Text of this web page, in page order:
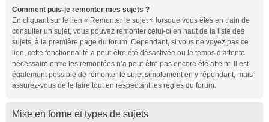
Comment puis-je remonter mes sujets ?
En cliquant sur le lien « Remonter le sujet » lorsque vous êtes en train de
consulter un sujet, vous pouvez remonter celui-ci en haut de la liste des
sujets, à la première page du forum. Cependant, si vous ne voyez pas ce
lien, cette fonctionnalité a peut-être été désactivée ou le temps d’attente
nécessaire entre les remontées n’a peut-être pas encore été atteint. Il est
également possible de remonter le sujet simplement en y répondant, mais
assurez-vous de le faire tout en respectant les règles du forum.
Mise en forme et types de sujets